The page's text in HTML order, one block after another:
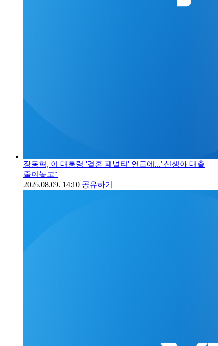
장동혁, 이 대통령 '결혼 페널티' 언급에..."신생아 대출
줄여놓고"
2026.08.09. 14:10 공유하기